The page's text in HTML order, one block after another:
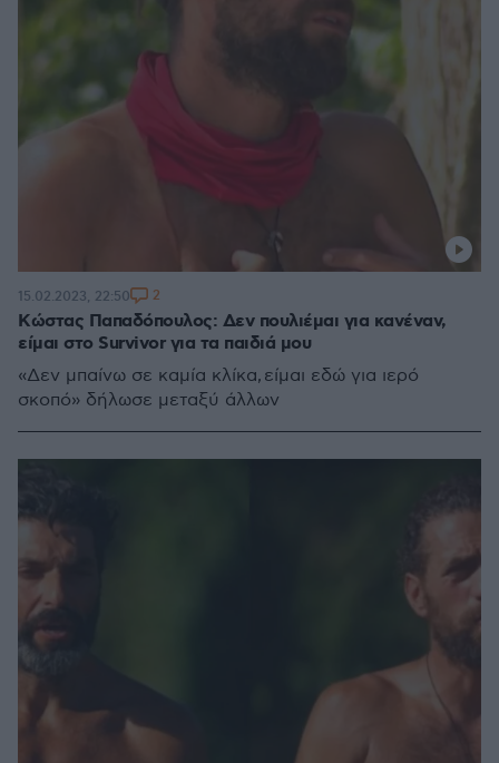
Κώστας Παπαδόπουλος: Δεν πουλιέμαι για κανέναν,
είμαι στο Survivor για τα παιδιά μου
«Δεν μπαίνω σε καμία κλίκα, είμαι εδώ για ιερό
σκοπό» δήλωσε μεταξύ άλλων
15.02.2023, 22:50 2